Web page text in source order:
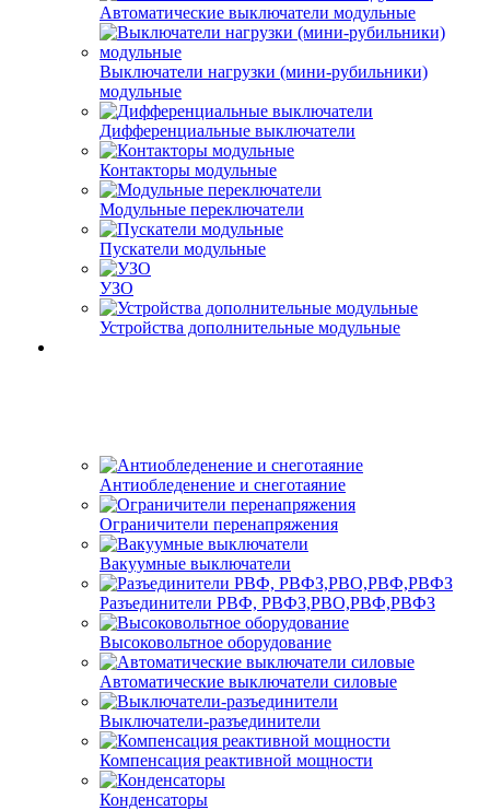
Автоматические выключатели модульные
Выключатели нагрузки (мини-рубильники)
модульные
Дифференциальные выключатели
Контакторы модульные
Модульные переключатели
Пускатели модульные
УЗО
Устройства дополнительные модульные
Антиобледенение и снеготаяние
Ограничители перенапряжения
Вакуумные выключатели
Разъединители РВФ, РВФЗ,РВО,РВФ,РВФЗ
Высоковольтное оборудование
Автоматические выключатели cиловые
Выключатели-разъединители
Компенсация реактивной мощности
Конденсаторы